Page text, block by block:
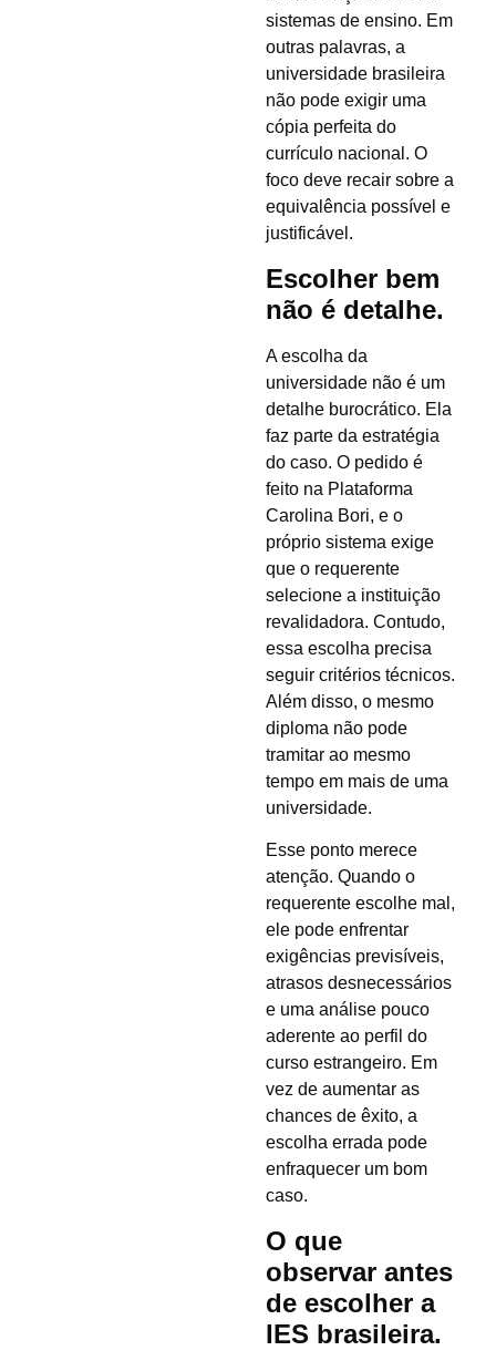
sistemas de ensino. Em
outras palavras, a
universidade brasileira
não pode exigir uma
cópia perfeita do
currículo nacional. O
foco deve recair sobre a
equivalência possível e
justificável.
Escolher bem
não é detalhe.
A escolha da
universidade não é um
detalhe burocrático. Ela
faz parte da estratégia
do caso. O pedido é
feito na Plataforma
Carolina Bori, e o
próprio sistema exige
que o requerente
selecione a instituição
revalidadora. Contudo,
essa escolha precisa
seguir critérios técnicos.
Além disso, o mesmo
diploma não pode
tramitar ao mesmo
tempo em mais de uma
universidade.
Esse ponto merece
atenção. Quando o
requerente escolhe mal,
ele pode enfrentar
exigências previsíveis,
atrasos desnecessários
e uma análise pouco
aderente ao perfil do
curso estrangeiro. Em
vez de aumentar as
chances de êxito, a
escolha errada pode
enfraquecer um bom
caso.
O que
observar antes
de escolher a
IES brasileira.